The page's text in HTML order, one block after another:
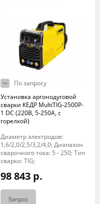
По запросу
Установка аргонодуговой
сварки КЕДР MultiTIG-2500P-
1 DC (220В, 5-250А, с
горелкой)
Диаметр электродов:
1,6/2,0/2,5/3,2/4,0; Диапазон
сварочного тока: 5 - 250; Тип
сварки: TIG;
98 843 р.
Запрос